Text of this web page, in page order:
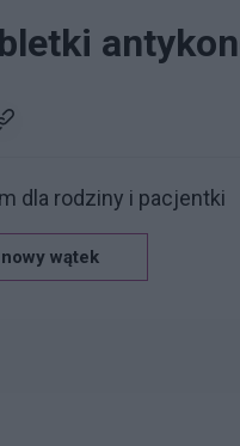
dla rodziny i pacjentki
nowy wątek